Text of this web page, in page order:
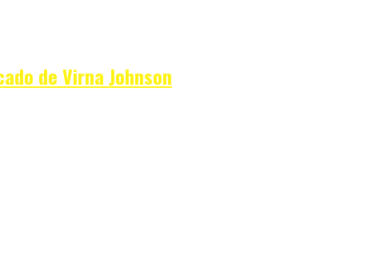
de Virna Johnson